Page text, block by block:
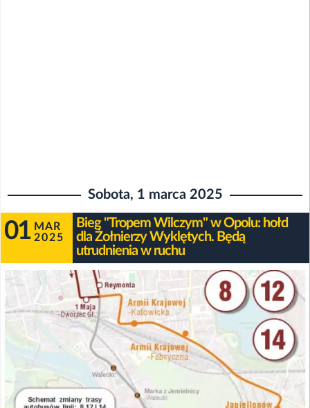
Sobota, 1 marca 2025
01 MAR
2025
Bieg "Tropem Wilczym" w Opolu: hołd
dla Żołnierzy Wyklętych. Będą
utrudnienia w ruchu